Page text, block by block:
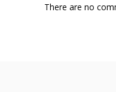
There are no